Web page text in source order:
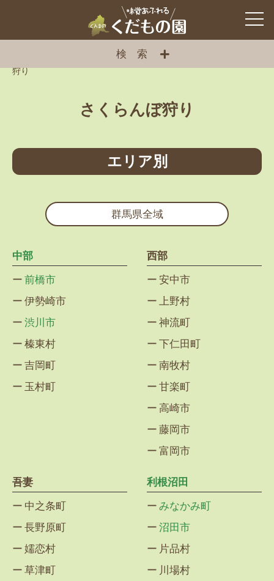
検索
くだもの園> くだもの狩り
狩り
さくらんぼ狩り
エリア別
群馬県全域
中部
前橋市
伊勢崎市
渋川市
榛東村
吉岡町
玉村町
西部
安中市
上野村
神流町
下仁田町
南牧村
甘楽町
高崎市
藤岡市
富岡市
吾妻
中之条町
長野原町
嬬恋村
草津町
利根沼田
みなかみ町
沼田市
片品村
川場村